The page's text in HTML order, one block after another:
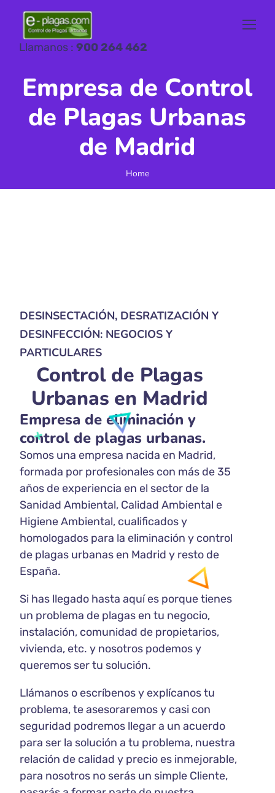
Llamanos : 900 264 462
Empresa de Control
de Plagas Urbanas
de Madrid
Home
DESINSECTACIÓN, DESRATIZACIÓN Y
DESINFECCIÓN: NEGOCIOS Y
PARTICULARES
Control de Plagas
Urbanas en Madrid
Empresa de eliminación y
control de plagas urbanas.
Somos una empresa nacida en Madrid,
formada por profesionales con más de 35
años de experiencia en el sector de la
Sanidad Ambiental, Calidad Ambiental e
Higiene Ambiental, cualificados y
homologados para la eliminación y control
de plagas urbanas en Madrid y resto de
España.
Si has llegado hasta aquí es porque tienes
un problema de plagas en tu negocio,
instalación, comunidad de propietarios,
vivienda, etc. y nosotros podemos y
queremos ser tu solución.
Llámanos o escríbenos y explícanos tu
problema, te asesoraremos y casi con
seguridad podremos llegar a un acuerdo
para ser la solución a tu problema, nuestra
relación de calidad y precio es inmejorable,
para nosotros no serás un simple Cliente,